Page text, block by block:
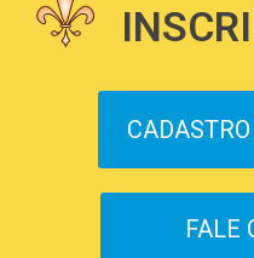
FALE